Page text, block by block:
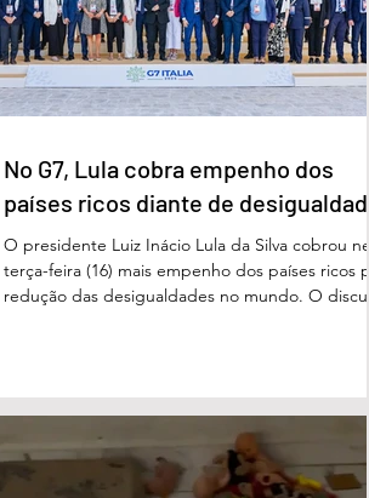
No G7, Lula cobra empenho dos
países ricos diante de
O presidente Luiz Inácio Lula da Silva cobrou
terça-feira (16) mais empenho dos países ricos
redução das desigualdades no mundo. O
entre países ricos e pobres tem aumentado.
desafios se multiplicam, mas a solidariedade
internacional encolhe. A distância que separa a
prosperidade de Évian da realidade